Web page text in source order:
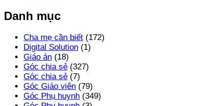
Danh mục
Cha mẹ cần biết (172)
Digital Solution (1)
Giáo án (18)
Góc chia sẻ (327)
Góc chia sẻ (7)
Góc Giáo viên (79)
Góc Phụ huynh (349)